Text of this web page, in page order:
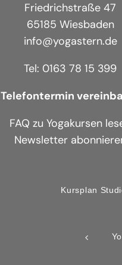
Friedrichstraße 47
65185 Wiesbaden
info@yogastern.de
Tel: 0163 78 15 399
Telefontermin
FAQ zu Yogakursen
Newsletter
Kursplan